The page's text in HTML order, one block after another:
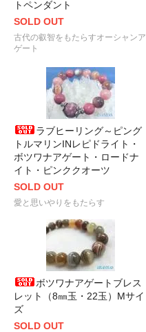
トペンダント
SOLD OUT
古代の叡智をもたらすオーシャンア
ゲート
ラブヒーリング～ピング
トルマリンINレピドライト・
ボツワナアゲート・ロードナ
イト・ピンククオーツ
SOLD OUT
愛と思いやりをもたらす
ボツワナアゲートブレス
レット（8㎜玉・22玉）Mサイ
ズ
SOLD OUT